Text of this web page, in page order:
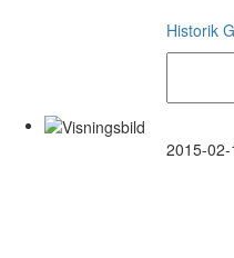
Historik
2015-